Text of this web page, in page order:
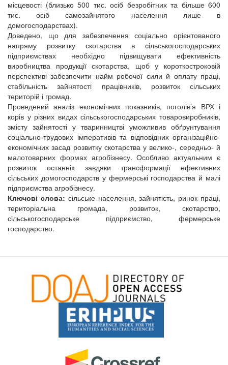
місцевості (близько 500 тис. осіб безробітних та більше 600
тис. осіб самозайнятого населення лише в
домогосподарствах).
Доведено, що для забезпечення соціально орієнтованого
напряму розвитку скотарства в сільськогосподарських
підприємствах необхідно підвищувати ефективність
виробництва продукції скотарства, щоб у короткостроковій
перспективі забезпечити найм робочої сили й оплату праці,
стабільність зайнятості працівників, розвиток сільських
територій і громад.
Проведений аналіз економічних показників, поголів’я ВРХ і
корів у різних видах сільськогосподарських товаровиробників,
змісту зайнятості у тваринництві уможливив обґрунтування
соціально-трудових імперативів та відповідних організаційно-
економічних засад розвитку скотарства у велико-, середньо- й
малотоварних формах агробізнесу. Особливо актуальним є
розвиток останніх завдяки трансформації ефективних
сільських домогосподарств у фермерські господарства й малі
підприємства агробізнесу.
Ключові слова: сільське населення, зайнятість, ринок праці,
територіальна громада, розвиток, скотарство,
сільськогосподарське підприємство, фермерське
господарство.